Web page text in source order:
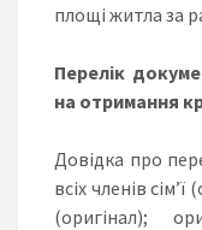
площі житла за
Перелік
на отримання
Довідка про
всіх членів
(оригінал);